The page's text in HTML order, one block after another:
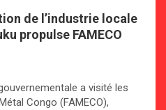
de l’industrie locale
propulse FAMECO
a visité les
Congo (FAMECO),